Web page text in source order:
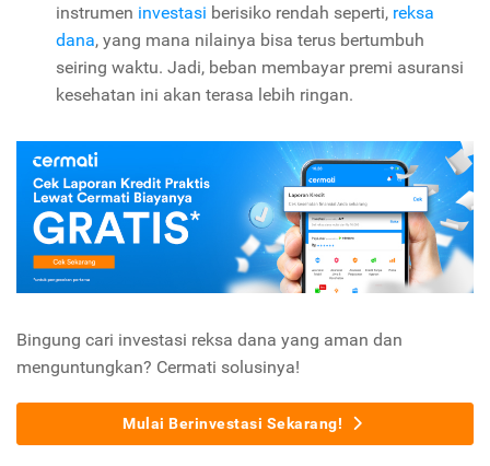
instrumen investasi berisiko rendah seperti, reksa
dana, yang mana nilainya bisa terus bertumbuh
seiring waktu. Jadi, beban membayar premi asuransi
kesehatan ini akan terasa lebih ringan.
Bingung cari investasi reksa dana yang aman dan
menguntungkan? Cermati solusinya!
Mulai Berinvestasi Sekarang!